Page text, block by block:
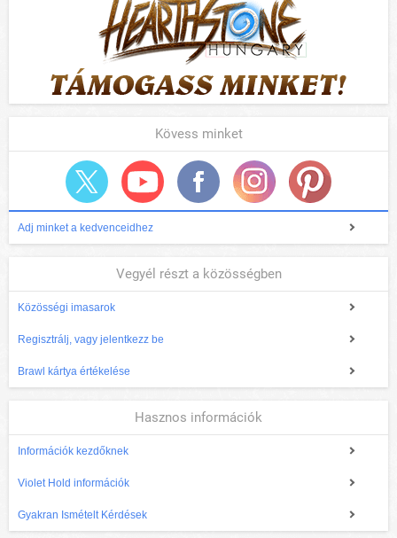
Kövess minket
Adj minket a kedvenceidhez
Vegyél részt a közösségben
Közösségi imasarok
Regisztrálj, vagy jelentkezz be
Brawl kártya értékelése
Hasznos információk
Információk kezdőknek
Violet Hold információk
Gyakran Ismételt Kérdések